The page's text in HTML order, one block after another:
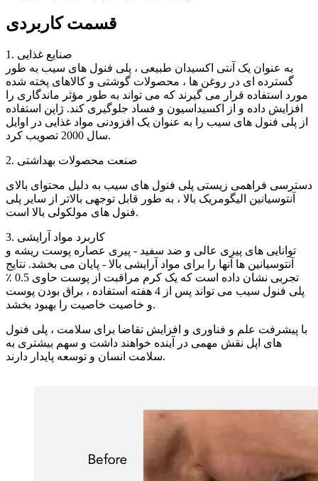
قسمت کاربردی
1. صنایع غذایی
به عنوان یک آنتی اکسیدان طبیعی ، پلی فنول های سیب به طور
گسترده ای در روغن ها ، محصولات گوشتی و کالاهای پخته شده
مورد استفاده قرار می گیرند که می تواند به طور مؤثر ماندگاری را
افزایش داده و از اکسیداسیون و فساد جلوگیری کند. ژاپن استفاده
از پلی فنول های سیب را به عنوان یک افزودنی مواد غذایی در اوایل
سال 2000 تصویب کرد.
2. صنعت محصولات بهداشتی
دسترسی فراهمی زیستی پلی فنول های سیب به دلیل محتوای بالای
آنتوسیانین الیگومریک بالا ، به طور قابل توجهی بالاتر از سایر پلی
فنول های مولکولی بالا است.
3. کاربرد مواد آرایشی
توانایی های پیری عالی و ضد سفید - پیری عصاره پوست ریشه و
آنتوسیانین ها آنها را برای مواد آرایشی بالا - پایان می بخشد. نتایج
تجربی نشان داده است که یک کرم مراقبت از پوست حاوی 0.5 ٪
پلی فنول سیب می تواند پس از 4 هفته استفاده ، براق بودن پوست
و خاصیت خاصیت را بهبود بخشد.
با پیشرفت علم و فناوری و افزایش تقاضا برای سلامت ، پلی فنول
های اپل نقش مهمی در آینده خواهند داشت و سهم بیشتری به
سلامت انسان و توسعه پایدار دارند.